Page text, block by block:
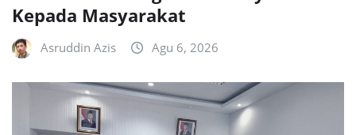
Kepada Masyarakat
Asruddin Azis Agu 6, 2026